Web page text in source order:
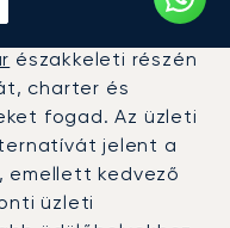
(XSP)
északkeleti részén
charter és
fogad. Az üzleti
jelent a
emellett kedvező
üzleti